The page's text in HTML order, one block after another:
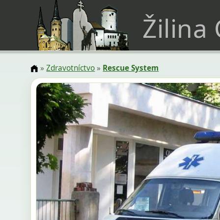
Žilina
»Zdravotníctvo» Rescue System